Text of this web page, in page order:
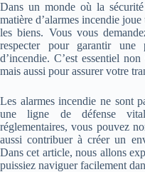
Dans un monde où la
matière d’alarmes incendie
les biens. Vous vous
respecter pour garantir une
d’incendie. C’est essentiel
mais aussi pour assurer votre
Les alarmes incendie ne sont
une ligne de défense
réglementaires, vous pouvez
aussi contribuer à créer un
Dans cet article, nous allons
puissiez naviguer facilement